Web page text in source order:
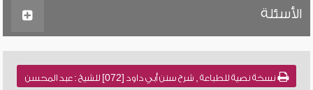
الأسئلة
نسخة نصية للطباعة , شرح سنن أبي داود [072] للشيخ : عبد المحسن